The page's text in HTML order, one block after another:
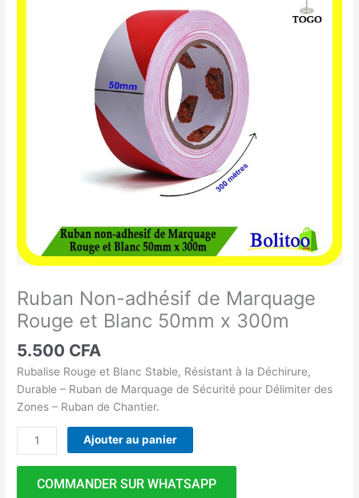
Ruban Non-adhésif de Marquage
Rouge et Blanc 50mm x 300m
5.500 CFA
Rubalise Rouge et Blanc Stable, Résistant à la Déchirure,
Durable – Ruban de Marquage de Sécurité pour Délimiter des
Zones – Ruban de Chantier.
Ajouter au panier
COMMANDER SUR WHATSAPP